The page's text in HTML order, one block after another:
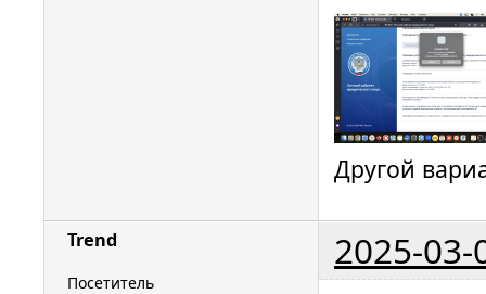
Другой
Trend 2025-03-
Посетитель